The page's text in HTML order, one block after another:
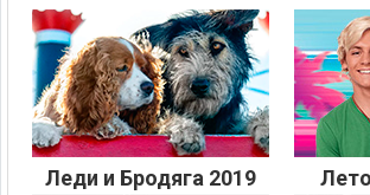
Леди и Бродяга 2019